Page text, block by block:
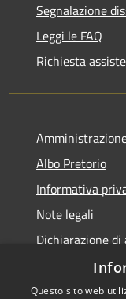
Segnalazione
Leggi le FAQ
Richiesta
Albo Pretorio
Informativa
Note legali
Dichiarazione
Questo sito web